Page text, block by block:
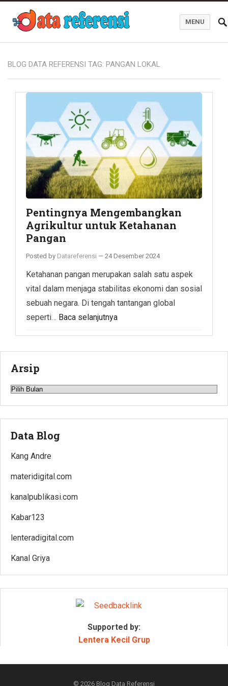
MENU
BLOG DATA REFERENSI TAG: PANGAN LOKAL
Pentingnya Mengembangkan
Agrikultur untuk Ketahanan
Pangan
Posted by Datareferensi — 24 Desember 2024
Ketahanan pangan merupakan salah satu aspek
vital dalam menjaga stabilitas ekonomi dan sosial
sebuah negara. Di tengah tantangan global
seperti… Baca selanjutnya
Arsip
Arsip
Data Blog
Kang Andre
materidigital.com
kanalpublikasi.com
Kabar123
lenteradigital.com
Kanal Griya
Supported by:
Lentera Kecil Grup
© 2026 Blog Data Referensi